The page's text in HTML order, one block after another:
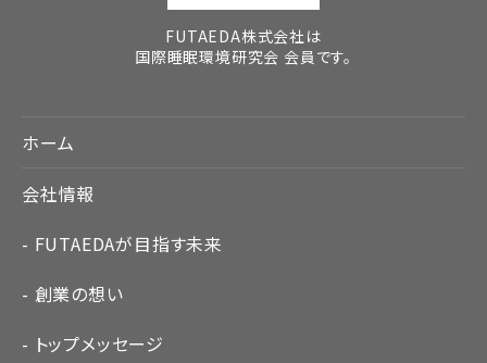
FUTAEDA株式会社は
国際睡眠環境研究会 会員です。
ホーム
会社情報
FUTAEDAが目指す未来
創業の想い
トップメッセージ